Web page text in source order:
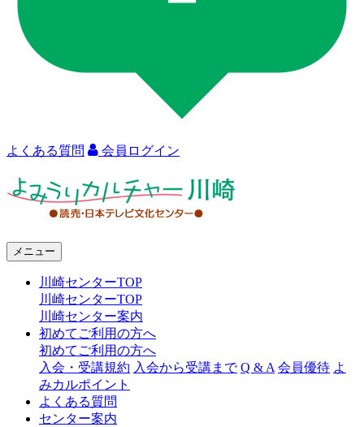
よくある質問 会員ログイン
ャ
メニュー
川崎センターTOP
川崎センターTOP
川崎センター案内
初めてご利用の方へ
初めてご利用の方へ
入会・受講規約 入会から受講まで Q & A 会員優待 よ
みカルポイント
よくある質問
センター案内